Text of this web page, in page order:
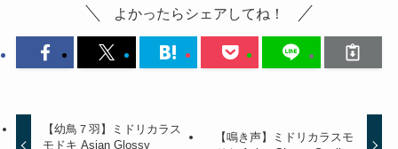
よかったらシェアしてね！
【幼鳥７羽】ミドリカラス
モドキ Asian Glossy
【鳴き声】ミドリカラスモ